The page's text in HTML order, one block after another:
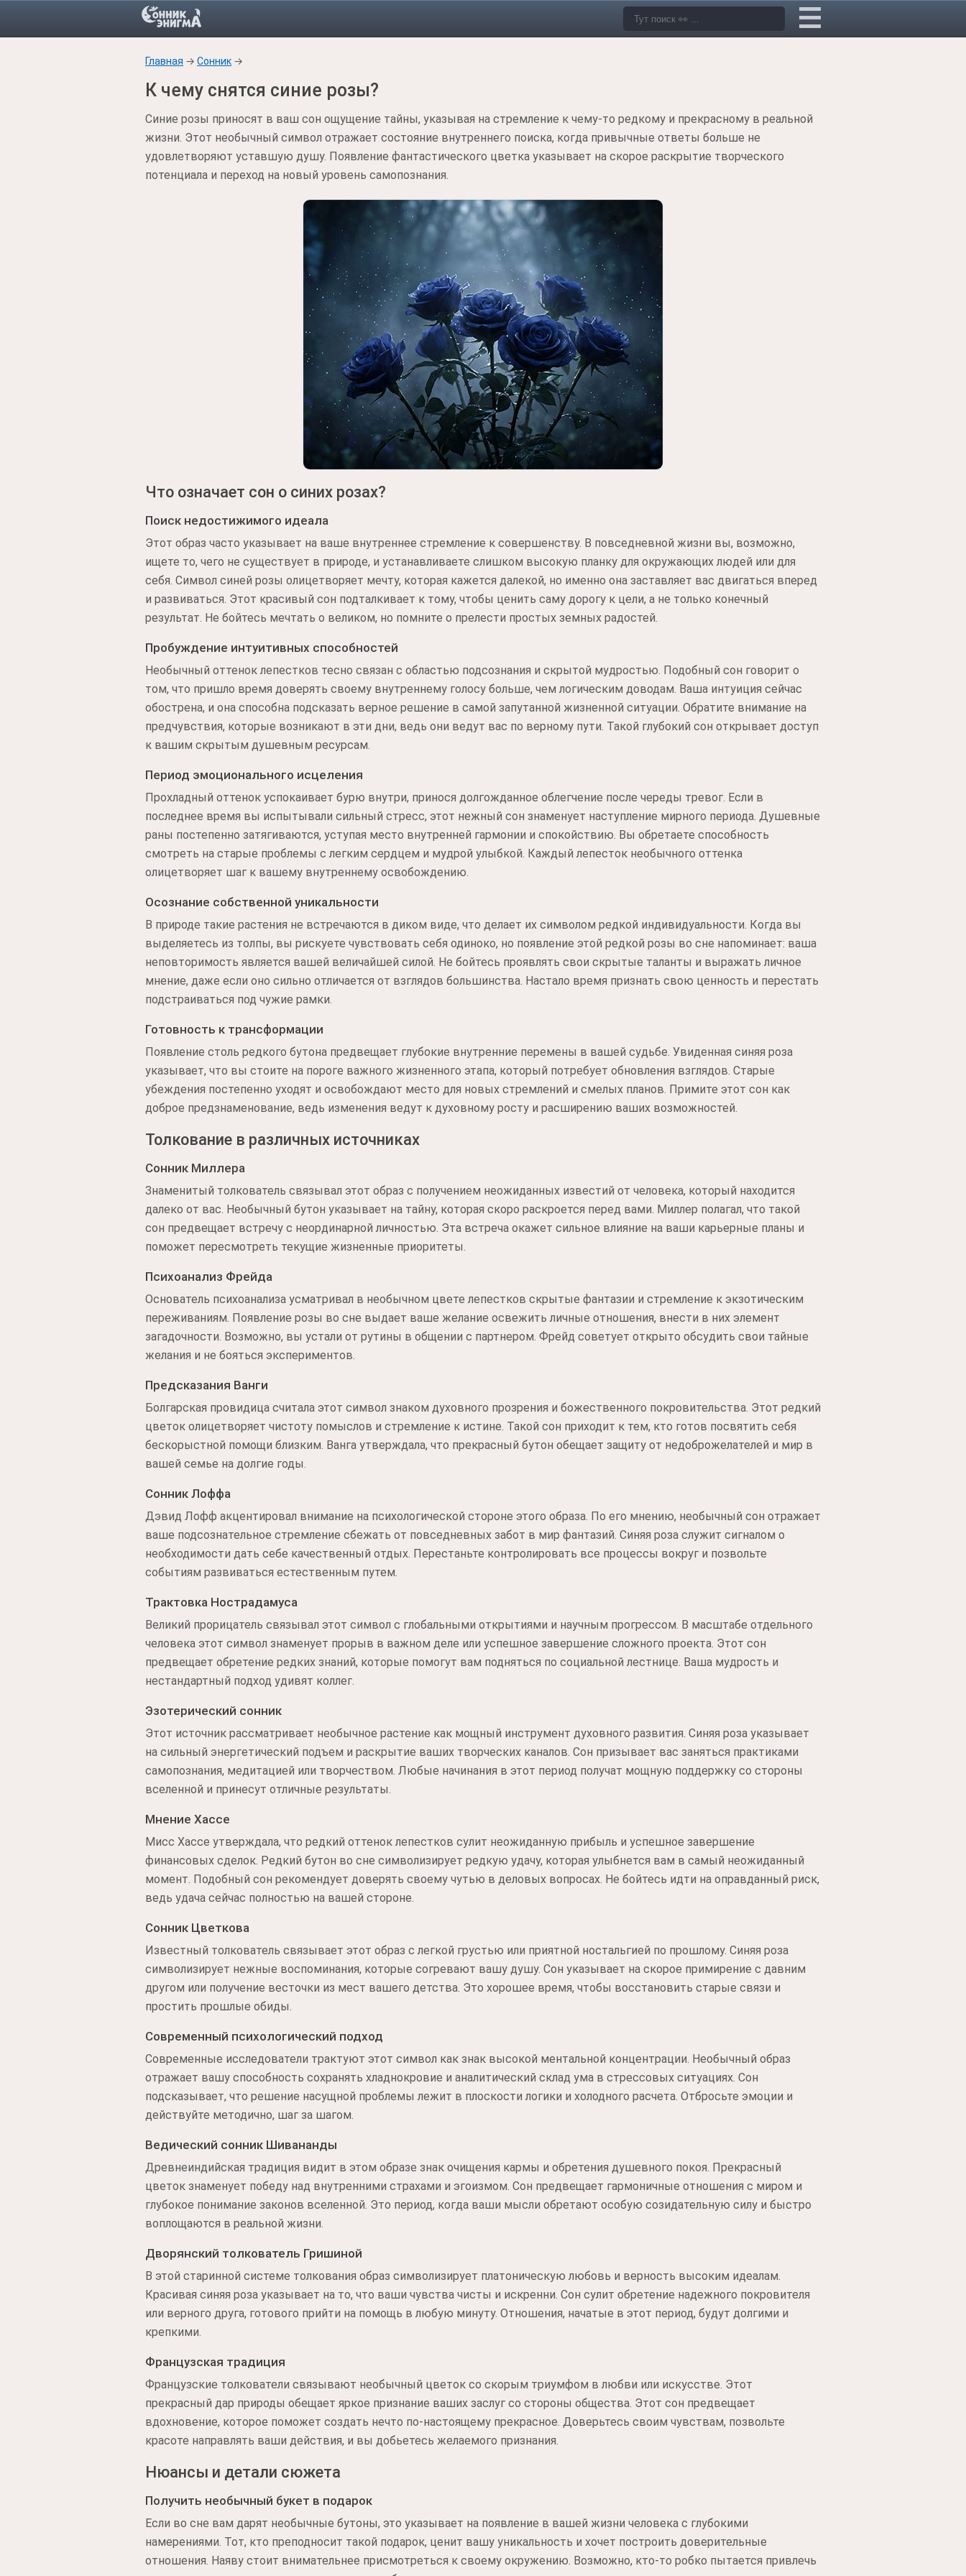
Главная → Сонник →
К чему снятся синие розы?
Синие розы приносят в ваш сон ощущение тайны, указывая на стремление к чему-то редкому и прекрасному в реальной
жизни. Этот необычный символ отражает состояние внутреннего поиска, когда привычные ответы больше не
удовлетворяют уставшую душу. Появление фантастического цветка указывает на скорое раскрытие творческого
потенциала и переход на новый уровень самопознания.
Что означает сон о синих розах?
Поиск недостижимого идеала
Этот образ часто указывает на ваше внутреннее стремление к совершенству. В повседневной жизни вы, возможно,
ищете то, чего не существует в природе, и устанавливаете слишком высокую планку для окружающих людей или для
себя. Символ синей розы олицетворяет мечту, которая кажется далекой, но именно она заставляет вас двигаться вперед
и развиваться. Этот красивый сон подталкивает к тому, чтобы ценить саму дорогу к цели, а не только конечный
результат. Не бойтесь мечтать о великом, но помните о прелести простых земных радостей.
Пробуждение интуитивных способностей
Необычный оттенок лепестков тесно связан с областью подсознания и скрытой мудростью. Подобный сон говорит о
том, что пришло время доверять своему внутреннему голосу больше, чем логическим доводам. Ваша интуиция сейчас
обострена, и она способна подсказать верное решение в самой запутанной жизненной ситуации. Обратите внимание на
предчувствия, которые возникают в эти дни, ведь они ведут вас по верному пути. Такой глубокий сон открывает доступ
к вашим скрытым душевным ресурсам.
Период эмоционального исцеления
Прохладный оттенок успокаивает бурю внутри, принося долгожданное облегчение после череды тревог. Если в
последнее время вы испытывали сильный стресс, этот нежный сон знаменует наступление мирного периода. Душевные
раны постепенно затягиваются, уступая место внутренней гармонии и спокойствию. Вы обретаете способность
смотреть на старые проблемы с легким сердцем и мудрой улыбкой. Каждый лепесток необычного оттенка
олицетворяет шаг к вашему внутреннему освобождению.
Осознание собственной уникальности
В природе такие растения не встречаются в диком виде, что делает их символом редкой индивидуальности. Когда вы
выделяетесь из толпы, вы рискуете чувствовать себя одиноко, но появление этой редкой розы во сне напоминает: ваша
неповторимость является вашей величайшей силой. Не бойтесь проявлять свои скрытые таланты и выражать личное
мнение, даже если оно сильно отличается от взглядов большинства. Настало время признать свою ценность и перестать
подстраиваться под чужие рамки.
Готовность к трансформации
Появление столь редкого бутона предвещает глубокие внутренние перемены в вашей судьбе. Увиденная синяя роза
указывает, что вы стоите на пороге важного жизненного этапа, который потребует обновления взглядов. Старые
убеждения постепенно уходят и освобождают место для новых стремлений и смелых планов. Примите этот сон как
доброе предзнаменование, ведь изменения ведут к духовному росту и расширению ваших возможностей.
Толкование в различных источниках
Сонник Миллера
Знаменитый толкователь связывал этот образ с получением неожиданных известий от человека, который находится
далеко от вас. Необычный бутон указывает на тайну, которая скоро раскроется перед вами. Миллер полагал, что такой
сон предвещает встречу с неординарной личностью. Эта встреча окажет сильное влияние на ваши карьерные планы и
поможет пересмотреть текущие жизненные приоритеты.
Психоанализ Фрейда
Основатель психоанализа усматривал в необычном цвете лепестков скрытые фантазии и стремление к экзотическим
переживаниям. Появление розы во сне выдает ваше желание освежить личные отношения, внести в них элемент
загадочности. Возможно, вы устали от рутины в общении с партнером. Фрейд советует открыто обсудить свои тайные
желания и не бояться экспериментов.
Предсказания Ванги
Болгарская провидица считала этот символ знаком духовного прозрения и божественного покровительства. Этот редкий
цветок олицетворяет чистоту помыслов и стремление к истине. Такой сон приходит к тем, кто готов посвятить себя
бескорыстной помощи близким. Ванга утверждала, что прекрасный бутон обещает защиту от недоброжелателей и мир в
вашей семье на долгие годы.
Сонник Лоффа
Дэвид Лофф акцентировал внимание на психологической стороне этого образа. По его мнению, необычный сон отражает
ваше подсознательное стремление сбежать от повседневных забот в мир фантазий. Синяя роза служит сигналом о
необходимости дать себе качественный отдых. Перестаньте контролировать все процессы вокруг и позвольте
событиям развиваться естественным путем.
Трактовка Нострадамуса
Великий прорицатель связывал этот символ с глобальными открытиями и научным прогрессом. В масштабе отдельного
человека этот символ знаменует прорыв в важном деле или успешное завершение сложного проекта. Этот сон
предвещает обретение редких знаний, которые помогут вам подняться по социальной лестнице. Ваша мудрость и
нестандартный подход удивят коллег.
Эзотерический сонник
Этот источник рассматривает необычное растение как мощный инструмент духовного развития. Синяя роза указывает
на сильный энергетический подъем и раскрытие ваших творческих каналов. Сон призывает вас заняться практиками
самопознания, медитацией или творчеством. Любые начинания в этот период получат мощную поддержку со стороны
вселенной и принесут отличные результаты.
Мнение Хассе
Мисс Хассе утверждала, что редкий оттенок лепестков сулит неожиданную прибыль и успешное завершение
финансовых сделок. Редкий бутон во сне символизирует редкую удачу, которая улыбнется вам в самый неожиданный
момент. Подобный сон рекомендует доверять своему чутью в деловых вопросах. Не бойтесь идти на оправданный риск,
ведь удача сейчас полностью на вашей стороне.
Сонник Цветкова
Известный толкователь связывает этот образ с легкой грустью или приятной ностальгией по прошлому. Синяя роза
символизирует нежные воспоминания, которые согревают вашу душу. Сон указывает на скорое примирение с давним
другом или получение весточки из мест вашего детства. Это хорошее время, чтобы восстановить старые связи и
простить прошлые обиды.
Современный психологический подход
Современные исследователи трактуют этот символ как знак высокой ментальной концентрации. Необычный образ
отражает вашу способность сохранять хладнокровие и аналитический склад ума в стрессовых ситуациях. Сон
подсказывает, что решение насущной проблемы лежит в плоскости логики и холодного расчета. Отбросьте эмоции и
действуйте методично, шаг за шагом.
Ведический сонник Шивананды
Древнеиндийская традиция видит в этом образе знак очищения кармы и обретения душевного покоя. Прекрасный
цветок знаменует победу над внутренними страхами и эгоизмом. Сон предвещает гармоничные отношения с миром и
глубокое понимание законов вселенной. Это период, когда ваши мысли обретают особую созидательную силу и быстро
воплощаются в реальной жизни.
Дворянский толкователь Гришиной
В этой старинной системе толкования образ символизирует платоническую любовь и верность высоким идеалам.
Красивая синяя роза указывает на то, что ваши чувства чисты и искренни. Сон сулит обретение надежного покровителя
или верного друга, готового прийти на помощь в любую минуту. Отношения, начатые в этот период, будут долгими и
крепкими.
Французская традиция
Французские толкователи связывают необычный цветок со скорым триумфом в любви или искусстве. Этот
прекрасный дар природы обещает яркое признание ваших заслуг со стороны общества. Этот сон предвещает
вдохновение, которое поможет создать нечто по-настоящему прекрасное. Доверьтесь своим чувствам, позвольте
красоте направлять ваши действия, и вы добьетесь желаемого признания.
Нюансы и детали сюжета
Получить необычный букет в подарок
Если во сне вам дарят необычные бутоны, это указывает на появление в вашей жизни человека с глубокими
намерениями. Тот, кто преподносит такой подарок, ценит вашу уникальность и хочет построить доверительные
отношения. Наяву стоит внимательнее присмотреться к своему окружению. Возможно, кто-то робко пытается привлечь